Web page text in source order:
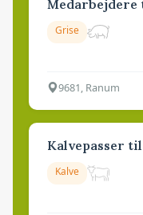
Grise
9681, Ranum
Kalvepasser
Kalve